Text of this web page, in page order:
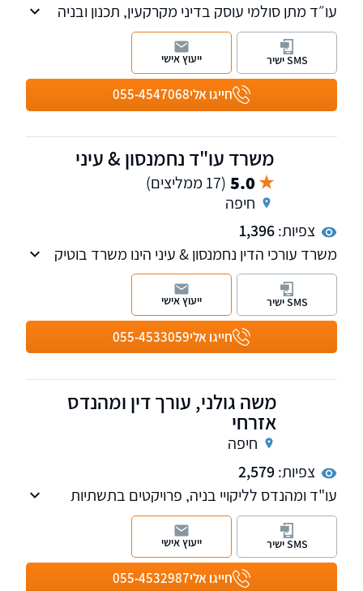
עו״ד מתן סולמי עוסק בדיני מקרקעין, תכנון ובניה
והתחדשות עירונית, ומעניק ליווי משפטי מקיף
ללקוחות פרטיים, יזמים ואנשי מקצוע בתחום
הנדל״ן. המשרד עוסק בליווי עסקאות נדל״ן
מורכבות, ייצוג בעלי זכויות בפרויקטים של פינוי-בינוי
ותמ״א 38, טיפול בהליכי תכנון מול רשויות התכנון,
משלב התכנון הראשוני ועד להשלמת העסקה או
חייגו אלי055-4547068
SMS ישיר ייעוץ אישי
משרד עו"ד נחמנסון & עיני
5.0 (17 ממליצים)
חיפה
צפיות:1,396
משרד עורכי הדין נחמנסון & עיני הינו משרד בוטיק
העוסק בצוואות, ירושות, הסכמי ממון, ייפוי כוח
מתמשך, מקרקעין ונדל"ן
חייגו אלי055-4533059
SMS ישיר ייעוץ אישי
משה גולני, עורך דין ומהנדס
אזרחי
חיפה
צפיות:2,579
עו"ד ומהנדס לליקויי בניה, פרויקטים בתשתיות
ודיני מכרזים.
חייגו אלי055-4532987
SMS ישיר ייעוץ אישי